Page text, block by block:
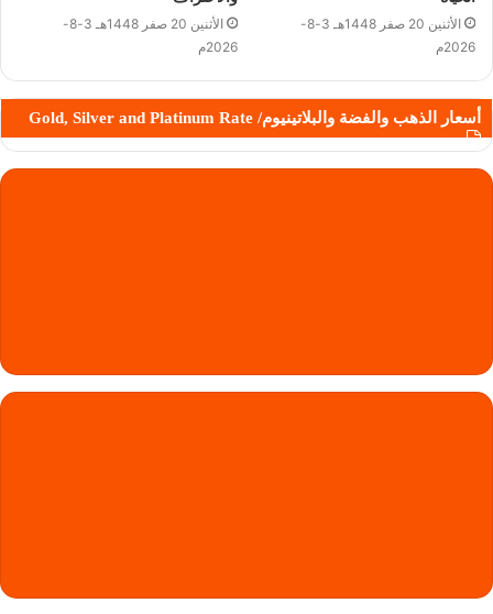
الأثنين 20 صفر 1448هـ 3-8-
2026م
الأثنين 20 صفر 1448هـ 3-8-
2026م
أسعار الذهب والفضة والبلاتينيوم/ Gold, Silver and Platinum Rate